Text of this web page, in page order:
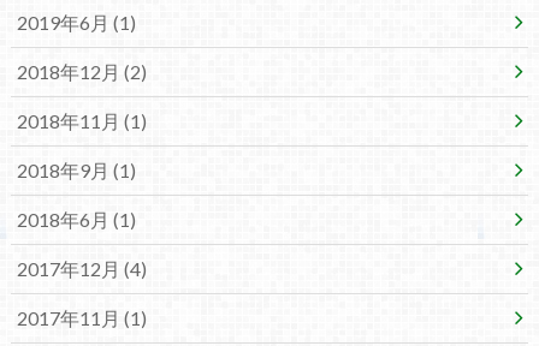
2019年6月 (1)
2018年12月 (2)
2018年11月 (1)
2018年9月 (1)
2018年6月 (1)
2017年12月 (4)
2017年11月 (1)